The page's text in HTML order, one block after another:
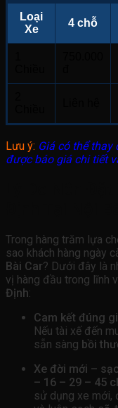
Loại
Xe
4 chỗ
Lưu ý: Giá có thể
được báo giá chi tiết
Trong hàng trăm lựa
sao khách hàng ngày
Bài Car? Dưới đây là
vị hàng đầu trong lĩnh
Định:
Cam kết đúng
Nếu tài xế đến
sẵn sàng bồi
Xe đời mới –
– 16 – 29 – 45
sử dụng xe mới,